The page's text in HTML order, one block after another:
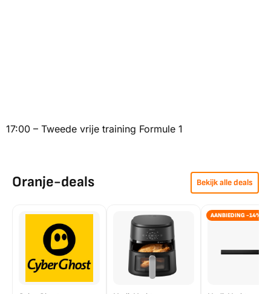
17:00 – Tweede vrije training Formule 1
Oranje-deals Bekijk alle deals
AANBIEDING -14%